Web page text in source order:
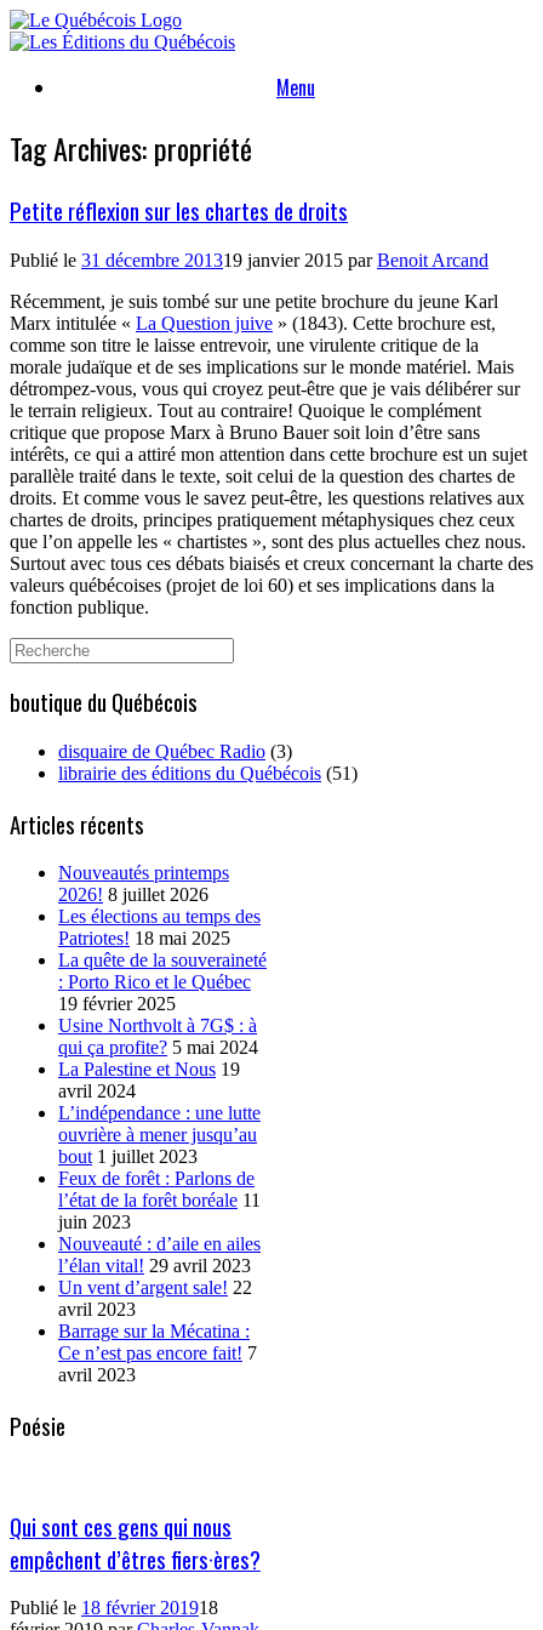
Skip
to
Menu
Tag Archives:propriété
Petite réflexion sur les chartes de droits
Publié le 31 décembre 201319 janvier 2015 parBenoit Arcand
Récemment, je suis tombé sur une petite brochure du jeune Karl
Marx intitulée « La Question juive » (1843). Cette brochure est,
comme son titre le laisse entrevoir, une virulente critique de la
morale judaïque et de ses implications sur le monde matériel. Mais
détrompez-vous, vous qui croyez peut-être que je vais délibérer sur
le terrain religieux. Tout au contraire! Quoique le complément
critique que propose Marx à Bruno Bauer soit loin d’être sans
intérêts, ce qui a attiré mon attention dans cette brochure est un sujet
parallèle traité dans le texte, soit celui de la question des chartes de
droits. Et comme vous le savez peut-être, les questions relatives aux
chartes de droits, principes pratiquement métaphysiques chez ceux
que l’on appelle les « chartistes », sont des plus actuelles chez nous.
Surtout avec tous ces débats biaisés et creux concernant la charte des
valeurs québécoises (projet de loi 60) et ses implications dans la
fonction publique.
Search
for:
boutique du Québécois
disquaire de Québec Radio (3)
librairie des éditions du Québécois (51)
Articles récents
Nouveautés printemps
2026! 8 juillet 2026
Les élections au temps des
Patriotes! 18 mai 2025
La quête de la souveraineté
: Porto Rico et le Québec
19 février 2025
Usine Northvolt à 7G$ : à
qui ça profite? 5 mai 2024
La Palestine et Nous 19
avril 2024
L’indépendance : une lutte
ouvrière à mener jusqu’au
bout 1 juillet 2023
Feux de forêt : Parlons de
l’état de la forêt boréale 11
juin 2023
Nouveauté : d’aile en ailes
l’élan vital! 29 avril 2023
Un vent d’argent sale! 22
avril 2023
Barrage sur la Mécatina :
Ce n’est pas encore fait! 7
avril 2023
Poésie
Qui sont ces gens qui nous
empêchent d’êtres fiers·ères?
Publié le 18 février 201918